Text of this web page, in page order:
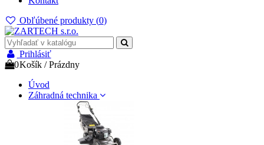
Obľúbené produkty (0)
Prihlásiť
0Košík /Prázdny
Úvod
Záhradná technika